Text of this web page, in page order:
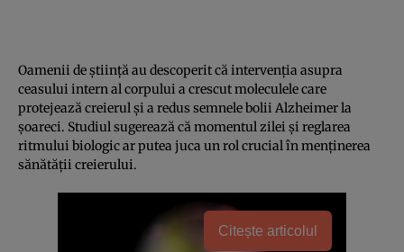
Oamenii de știință au descoperit că intervenția asupra
ceasului intern al corpului a crescut moleculele care
protejează creierul și a redus semnele bolii Alzheimer la
șoareci. Studiul sugerează că momentul zilei și reglarea
ritmului biologic ar putea juca un rol crucial în menținerea
sănătății creierului.
Citește articolul